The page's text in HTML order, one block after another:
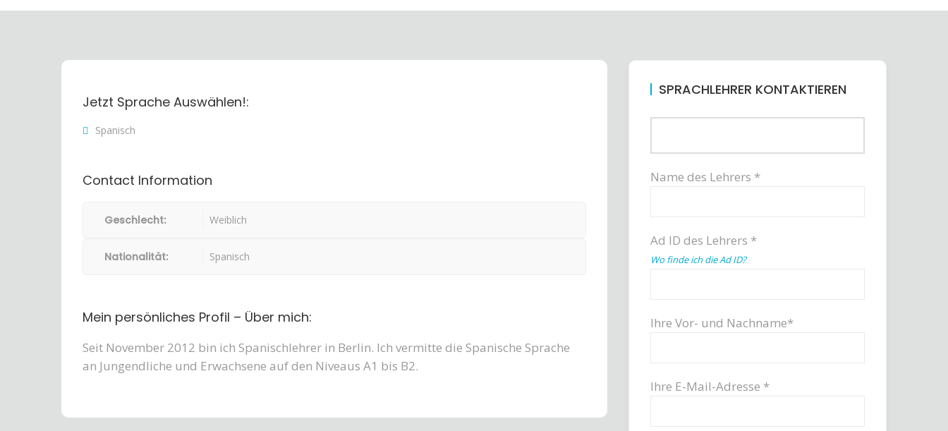
Jetzt Sprache Auswählen!:
Spanisch
Contact Information
Geschlecht: Weiblich
Nationalität: Spanisch
Mein persönliches Profil – Über mich:
Seit November 2012 bin ich Spanischlehrer in Berlin. Ich vermitte die Spanische Sprache
an Jungendliche und Erwachsene auf den Niveaus A1 bis B2.
SPRACHLEHRER KONTAKTIEREN
Name des Lehrers *
Ad ID des Lehrers *
Wo finde ich die Ad ID?
Ihre Vor- und Nachname*
Ihre E-Mail-Adresse *